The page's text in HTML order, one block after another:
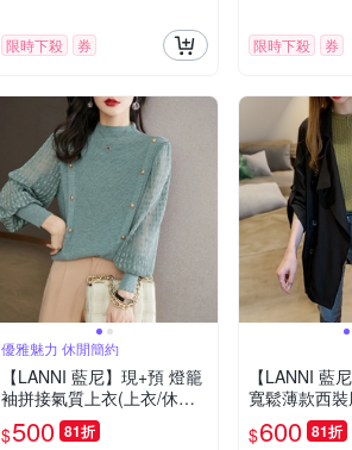
限時下殺 券 限時下殺 券
優雅魅力 休閒簡約
【LANNI 藍尼】現+預 燈籠
袖拼接氣質上衣(上衣/休閒/
針織衫)
$500 81折
【LANNI 藍
寬鬆薄款西
版/氣質/女外套)
$600 81折